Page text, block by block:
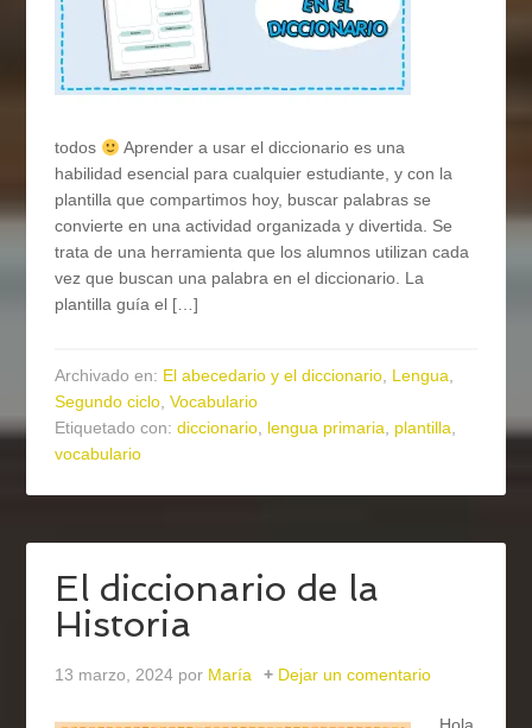
todos
Aprender a usar el diccionario es una
habilidad esencial para cualquier estudiante, y con la
plantilla que compartimos hoy, buscar palabras se
convierte en una actividad organizada y divertida. Se
trata de una herramienta que los alumnos utilizan cada
vez que buscan una palabra en el diccionario. La
plantilla guía el […]
Archivado en: El abecedario y el diccionario, Lengua,
Segundo ciclo,Vocabulario
Etiquetado con:diccionario, lengua primaria, plantilla,
vocabulario
El diccionario de la
Historia
13 marzo, 2024 por María Dejar un comentario